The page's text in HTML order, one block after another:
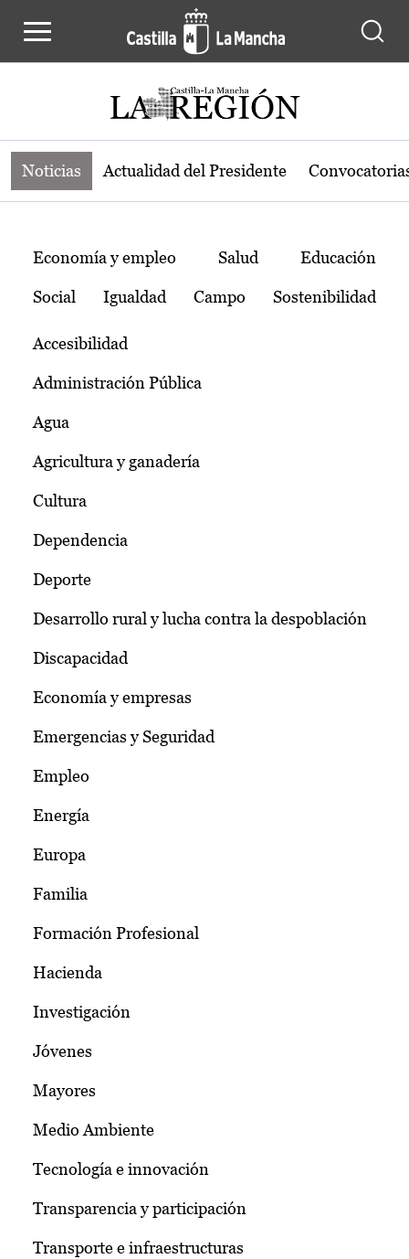
Noticias de la región de Castilla-La
Noticias Actualidad del Presidente
Temas
Economía y empleo Salud Educación
Social Igualdad Campo Sostenibilidad
Accesibilidad
Administración Pública
Agua
Agricultura y ganadería
Cultura
Dependencia
Deporte
Desarrollo rural y lucha contra la despoblación
Discapacidad
Economía y empresas
Emergencias y Seguridad
Empleo
Energía
Europa
Familia
Formación Profesional
Hacienda
Investigación
Jóvenes
Mayores
Medio Ambiente
Tecnología e innovación
Transparencia y participación
Transporte e infraestructuras